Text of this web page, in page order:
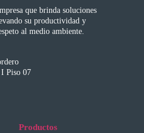
que brinda soluciones
su productividad y
al medio ambiente.
Piso 07
Productos